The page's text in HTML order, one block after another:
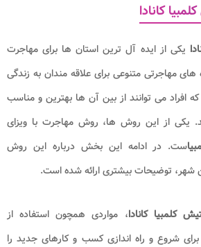
کانادا
یکی از ایده آل ترین استان ها برای مهاجرت
مهاجرتی متنوعی برای علاقه مندان به زندگی
افراد می توانند از بین آن ها بهترین و مناسب
یکی از این روش ها، روش مهاجرت با ویزای
ست. در ادامه این بخش درباره این روش
شهر، توضیحات بیشتری ارائه شده است.
کلمبیا کانادا، مواردی همچون استفاده از
شروع و راه‌ اندازی کسب و کارهای جدید را